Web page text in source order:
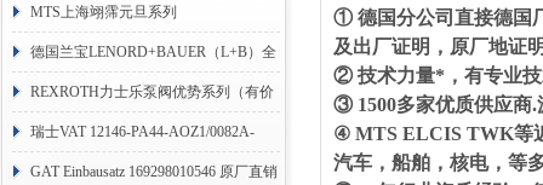
MTS上海翊霈元旦系列
RHM3050MR081A01
德国兰宝LENORD+BAUER（L+B）全
系列编码器
REXROTH力士乐泵阀优势系列（有价
目表）
瑞士VAT 12146-PA44-AOZ1/0082A-
1173938
GAT Einbausatz 169298010546 原厂直销
① 德国分公司直接德国
及出厂证明，原厂地证
② 技术力量*，有专业技
③ 1500多家优质供应商.
④ MTS ELCIS TWK等
汽车，船舶，核电，等